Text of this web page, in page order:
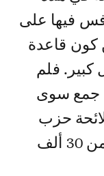
فيها على
كون قاعدة
كبير. فلم
جمع سوى
لائحة حزب
العدالة والتنمية على ما يقرب من 30 ألف